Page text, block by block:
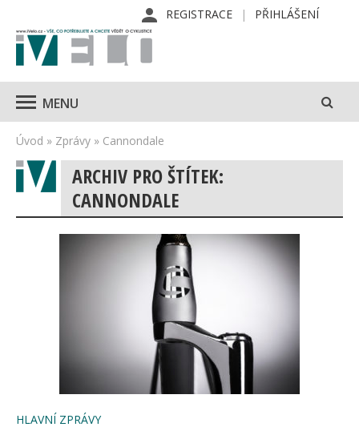
REGISTRACE PŘIHLÁŠENÍ
MENU
Úvod » Zprávy » Cannondale
ARCHIV PRO ŠTÍTEK:
CANNONDALE
HLAVNÍ ZPRÁVY